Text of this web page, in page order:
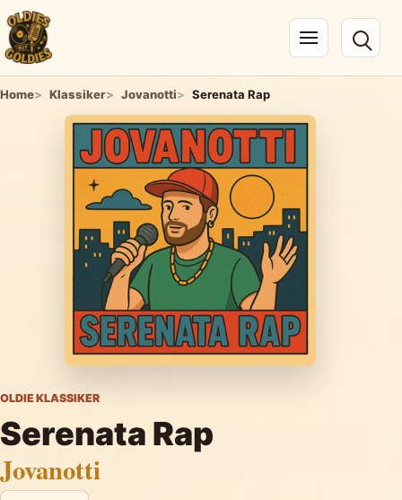
Navigation öffnen
Home Klassiker Jovanotti Serenata Rap
OLDIE KLASSIKER
Serenata Rap
Jovanotti